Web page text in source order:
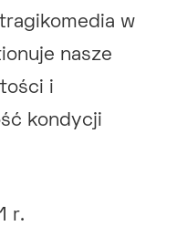
w
nasze
i
kondycji
r.